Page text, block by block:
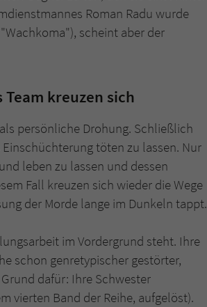
Roman Radu wurde
scheint aber der
Team kreuzen sich
persönliche Drohung. Schließlich
töten zu lassen. Nur
leben zu lassen und dessen
Fall kreuzen sich wieder die Wege
der Morde lange im Dunkeln tappt.
im Vordergrund steht. Ihre
schon genretypischer gestörter,
dafür: Ihre Schwester
vierten Band der Reihe, aufgelöst).
Cookie gewährleistet die Kommunikation der